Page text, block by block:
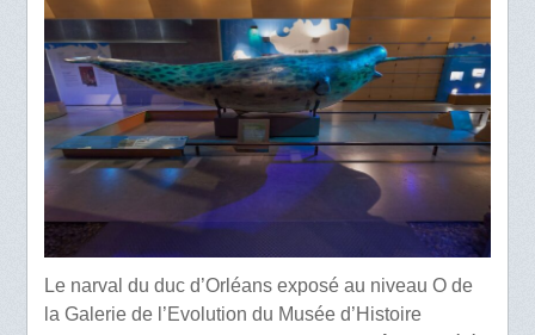
Le narval du duc d’Orléans exposé au niveau O de
la Galerie de l’Evolution du Musée d’Histoire